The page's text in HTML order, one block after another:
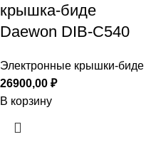
крышка-биде
Daewon DIB-C540
Электронные крышки-биде
26900,00 ₽
В корзину